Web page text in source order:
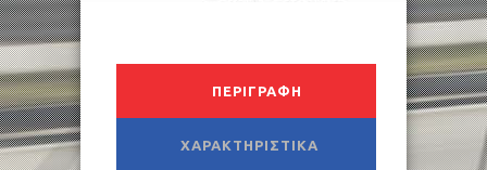
ΠΕΡΙΓΡΑΦΉ
ΧΑΡΑΚΤΗΡΙΣΤΙΚΆ